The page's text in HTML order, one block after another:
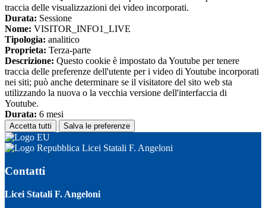
traccia delle visualizzazioni dei video incorporati.
Durata: Sessione
Nome: VISITOR_INFO1_LIVE
Tipologia: analitico
Proprieta: Terza-parte
Descrizione: Questo cookie è impostato da Youtube per tenere
traccia delle preferenze dell'utente per i video di Youtube incorporati
nei siti; può anche determinare se il visitatore del sito web sta
utilizzando la nuova o la vecchia versione dell'interfaccia di
Youtube.
Durata: 6 mesi
Accetta tutti Salva le preferenze
Licei Statali F. Angeloni
Contatti
Licei Statali F. Angeloni